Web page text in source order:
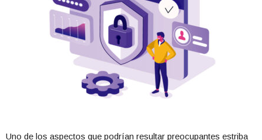
Uno de los aspectos que podrían resultar preocupantes estriba